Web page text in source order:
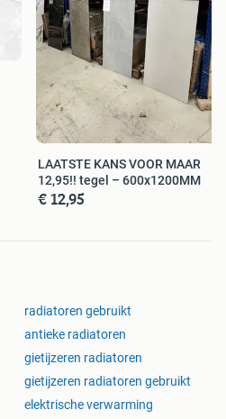
LAATSTE KANS VOOR MAAR
12,95!! tegel – 600x1200MM
€ 12,95
radiatoren gebruikt
antieke radiatoren
gietijzeren radiatoren
gietijzeren radiatoren gebruikt
elektrische verwarming